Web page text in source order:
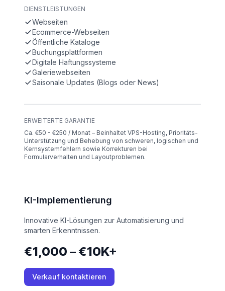
DIENSTLEISTUNGEN
Webseiten
Ecommerce-Webseiten
Öffentliche Kataloge
Buchungsplattformen
Digitale Haftungssysteme
Galeriewebseiten
Saisonale Updates (Blogs oder News)
ERWEITERTE GARANTIE
Ca. €50 - €250 / Monat – Beinhaltet VPS-Hosting, Prioritäts-
Unterstützung und Behebung von schweren, logischen und
Kernsystemfehlern sowie Korrekturen bei
Formularverhalten und Layoutproblemen.
KI-Implementierung
Innovative KI-Lösungen zur Automatisierung und
smarten Erkenntnissen.
€1,000 – €10K+
Verkauf kontaktieren